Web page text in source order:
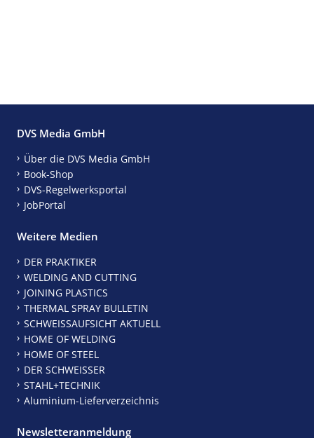
DVS Media GmbH
Über die DVS Media GmbH
Book-Shop
DVS-Regelwerksportal
JobPortal
Weitere Medien
DER PRAKTIKER
WELDING AND CUTTING
JOINING PLASTICS
THERMAL SPRAY BULLETIN
SCHWEISSAUFSICHT AKTUELL
HOME OF WELDING
HOME OF STEEL
DER SCHWEISSER
STAHL+TECHNIK
Aluminium-Lieferverzeichnis
Newsletteranmeldung